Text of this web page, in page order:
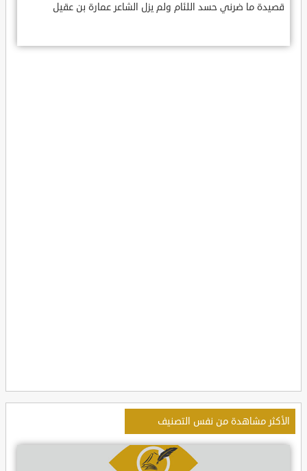
قصيدة ما ضرني حسد اللئام ولم يزل الشاعر عمارة بن عقيل
الأكثر مشاهدة من نفس التصنيف